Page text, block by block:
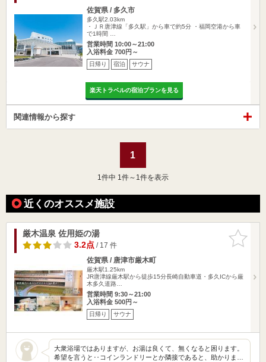
佐賀県 / 多久市
多久駅2.03km
・ＪＲ唐津線「多久駅」から車で約5分 ・福岡空港から車
で1時間 …
営業時間 10:00～21:00
入浴料金 700円～
日帰り 宿泊 サウナ
楽天トラベルの宿泊プランを見る
関連情報から探す
1
1 件中 1件～1件を表示
近くのオススメ施設
お気に入
りに追加
厳木温泉 佐用姫の湯
3.2点/ 17 件
佐賀県 / 唐津市厳木町
厳木駅1.25km
JR唐津線厳木駅から徒歩15分長崎自動車道・多久ICから厳
木多久道路…
営業時間 9:30～21:00
入浴料金 500円～
日帰り サウナ
大衆浴場ではありますが、お湯は良くて、無くなると困ります。
希望を言うと‥コインランドリーとか隣接であると、助かりま…